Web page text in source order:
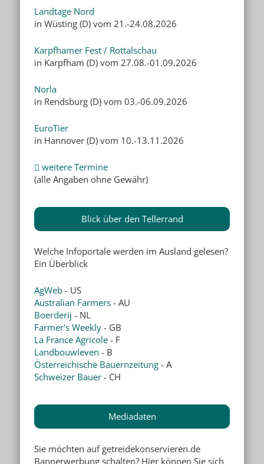
Landtage Nord
in Wüsting (D) vom 21.-24.08.2026
Karpfhamer Fest / Rottalschau
in Karpfham (D) vom 27.08.-01.09.2026
Norla
in Rendsburg (D) vom 03.-06.09.2026
EuroTier
in Hannover (D) vom 10.-13.11.2026
weitere Termine
(alle Angaben ohne Gewähr)
Blick über den Tellerrand
Welche Infoportale werden im Ausland gelesen?
Ein Überblick
AgWeb - US
Australian Farmers - AU
Boerderij - NL
Farmer's Weekly - GB
La France Agricole - F
Landbouwleven - B
Österreichische Bauernzeitung - A
Schweizer Bauer - CH
Mediadaten
Sie möchten auf getreidekonservieren.de
Bannerwerbung schalten? Hier können Sie sich